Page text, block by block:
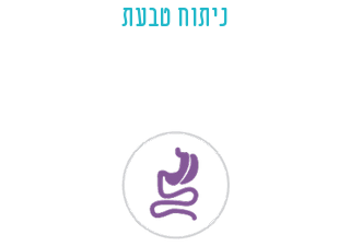
ניתוח טבעת